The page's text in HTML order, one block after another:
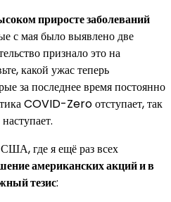
приросте заболеваний
с мая было выявлено две
признало это на
какой ужас теперь
за последнее время постоянно
COVID-Zero отступает, так
где я ещё раз всех
американских акций и в
тезис: